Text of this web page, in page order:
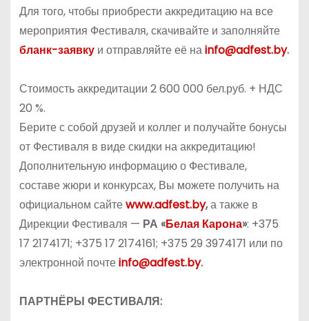
Для того, чтобы приобрести аккредитацию на все
мероприятия Фестиваля, скачивайте и заполняйте
бланк-заявкуи отправляйте её наinfo@adfest.by.
Стоимость аккредитации 2 600 000 бел.руб. + НДС
20 %.
Берите с собой друзей и коллег и получайте бонусы
от Фестиваля в виде скидки на аккредитацию!
Дополнительную информацию о Фестивале,
составе жюри и конкурсах, Вы можете получить на
официальном сайтеwww.adfest.by,а также в
Дирекции Фестиваля — РА «Белая Карона»: +375
17 2174171; +375 17 2174161; +375 29 3974171 или по
электронной почтеinfo@adfest.by.
ПАРТНЁРЫ ФЕСТИВАЛЯ: